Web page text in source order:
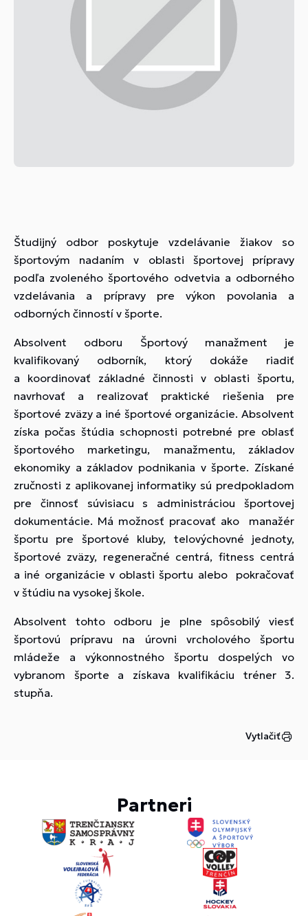
Študijný odbor poskytuje vzdelávanie žiakov so
športovým nadaním v oblasti športovej prípravy
podľa zvoleného športového odvetvia a odborného
vzdelávania a prípravy pre výkon povolania a
odborných činností v športe.
Absolvent odboru Športový manažment je
kvalifikovaný odborník, ktorý dokáže riadiť
a koordinovať základné činnosti v oblasti športu,
navrhovať a realizovať praktické riešenia pre
športové zväzy a iné športové organizácie. Absolvent
získa počas štúdia schopnosti potrebné pre oblasť
športového marketingu, manažmentu, základov
ekonomiky a základov podnikania v športe. Získané
zručnosti z aplikovanej informatiky sú predpokladom
pre činnosť súvisiacu s administráciou športovej
dokumentácie. Má možnosť pracovať ako manažér
športu pre športové kluby, telovýchovné jednoty,
športové zväzy, regeneračné centrá, fitness centrá
a iné organizácie v oblasti športu alebo pokračovať
v štúdiu na vysokej škole.
Absolvent tohto odboru je plne spôsobilý viesť
športovú prípravu na úrovni vrcholového športu
mládeže a výkonnostného športu dospelých vo
vybranom športe a získava kvalifikáciu tréner 3.
stupňa.
Vytlačiť
Partneri